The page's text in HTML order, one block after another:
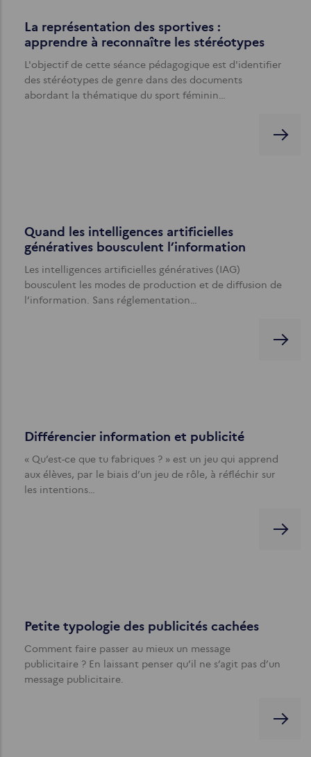
La représentation des sportives :
apprendre à reconnaître les stéréotypes
L'objectif de cette séance pédagogique est d'identifier
des stéréotypes de genre dans des documents
abordant la thématique du sport féminin…
Quand les intelligences artificielles
génératives bousculent l’information
Les intelligences artificielles génératives (IAG)
bousculent les modes de production et de diffusion de
l’information. Sans réglementation…
Différencier information et publicité
« Qu’est-ce que tu fabriques ? » est un jeu qui apprend
aux élèves, par le biais d’un jeu de rôle, à réfléchir sur
les intentions…
Petite typologie des publicités cachées
Comment faire passer au mieux un message
publicitaire ? En laissant penser qu’il ne s’agit pas d’un
message publicitaire.